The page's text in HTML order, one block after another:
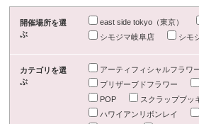
開催場所を選
ぶ
east side tokyo（東京）
シモジマ岐阜店
シモ
カテゴリを選
ぶ
アーティフィシャルフラワ
プリザーブドフラワー
POP
スクラップブッ
ハワイアンリボンレイ